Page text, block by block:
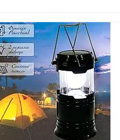
1009879-White